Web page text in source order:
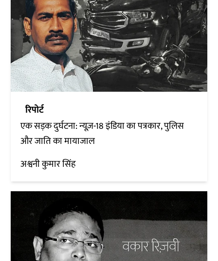
रिपोर्ट
एक सड़क दुर्घटना: न्यूज़-18 इंडिया का पत्रकार, पुलिस
और जाति का मायाजाल
अश्वनी कुमार सिंह